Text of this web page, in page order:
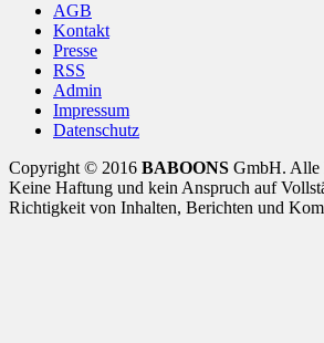
AGB
Kontakt
Presse
RSS
Admin
Impressum
Datenschutz
Copyright © 2016 BABOONS GmbH. Alle
Keine Haftung und kein Anspruch auf
Richtigkeit von Inhalten, Berichten und